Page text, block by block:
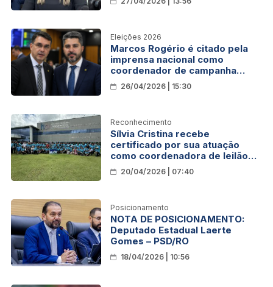
Eleições 2026
Marcos Rogério é citado pela
imprensa nacional como
coordenador de campanha
presidencial em Rondônia
26/04/2026 | 15:30
Reconhecimento
Sílvia Cristina recebe
certificado por sua atuação
como coordenadora de leilão
do Hospital de Amor
20/04/2026 | 07:40
Posicionamento
NOTA DE POSICIONAMENTO:
Deputado Estadual Laerte
Gomes – PSD/RO
18/04/2026 | 10:56